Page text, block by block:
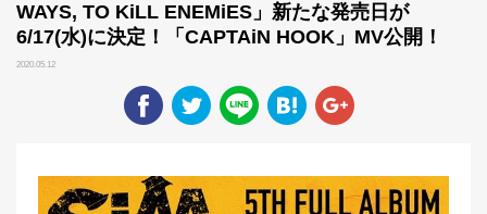
WAYS, TO KiLL ENEMiES」新たな発売日が
6/17(水)に決定！「CAPTAiN HOOK」MV公開！
2020.05.12